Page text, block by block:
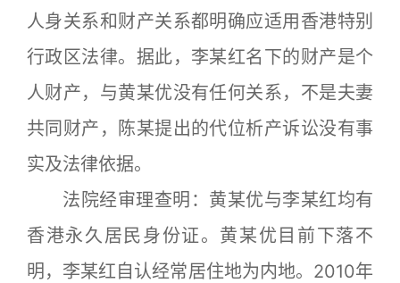
人身关系和财产关系都明确应适用香港特别
行政区法律。据此，李某红名下的财产是个
人财产，与黄某优没有任何关系，不是夫妻
共同财产，陈某提出的代位析产诉讼没有事
实及法律依据。
法院经审理查明：黄某优与李某红均有
香港永久居民身份证。黄某优目前下落不
明，李某红自认经常居住地为内地。2010年